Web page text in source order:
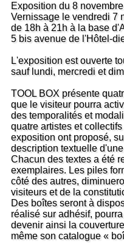
Exposition du 8
Vernissage le vendredi 7
de 18h à 21h à la base
5 bis avenue de l'Hôtel-
L'exposition est ouverte
sauf lundi, mercredi et
TOOL BOX présente
que le visiteur pourra
des temporalités et
quatre artistes et
exposition ont proposé,
description textuelle
Chacun des textes a été
exemplaires. Les piles
côté des autres,
visiteurs et de la
Des boîtes seront à
réalisé sur adhésif,
devenir ainsi la
même son catalogue «